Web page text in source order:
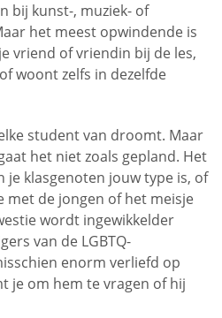
bij kunst-, muziek- of
het meest opwindende is
vriend of vriendin bij de les,
woont zelfs in dezelfde
student van droomt. Maar
het niet zoals gepland. Het
je klasgenoten jouw type is, of
met de jongen of het meisje
wordt ingewikkelder
van de LGBTQ-
enorm verliefd op
je om hem te vragen of hij